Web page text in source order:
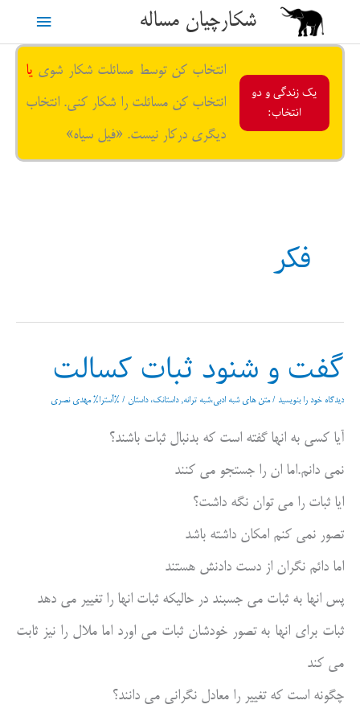
محتوا
شکارچیان مساله
فهرست
یک زندگی و دو
انتخاب:
انتخاب کن توسط مسائلت شکار شوی یا
انتخاب کن مسائلت را شکار کنی. انتخاب
دیگری درکار نیست. «فیل سیاه»
فکر
گفت و شنود ثبات کسالت
دیدگاه‌ خود را بنویسید /متن های شبه ادبی،شبه ترانه,داستانک، داستان / %آسترا% مهدی نصری
آیا کسی به انها گفته است که بدنبال ثبات باشند؟
نمی دانم.اما ان را جستجو می کنند
ایا ثبات را می توان نگه داشت؟
تصور نمی کنم امکان داشته باشد
اما دائم نگران از دست دادنش هستند
پس انها به ثبات می جسبند در حالیکه ثبات انها را تغییر می دهد
ثبات برای انها به تصور خودشان ثبات می اورد اما ملال را نیز ثابت
می کند
چگونه است که تغییر را معادل نگرانی می دانند؟